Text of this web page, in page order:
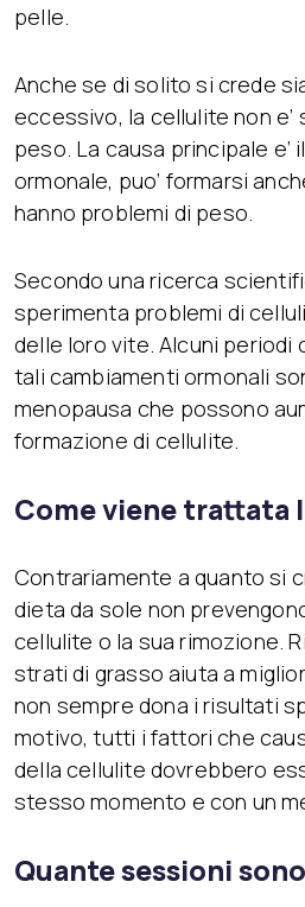
pelle.
Anche se di solito si crede
eccessivo, la cellulite non e’
peso. La causa principale e’
ormonale, puo’ formarsi
hanno problemi di peso.
Secondo una ricerca
sperimenta problemi di
delle loro vite. Alcuni periodi
tali cambiamenti ormonali
menopausa che possono
formazione di cellulite.
Come viene trattata
Contrariamente a quanto si
dieta da sole non
cellulite o la sua rimozione.
strati di grasso aiuta a
non sempre dona i risultati
motivo, tutti i fattori che
della cellulite dovrebbero
stesso momento e con un
Quante sessioni